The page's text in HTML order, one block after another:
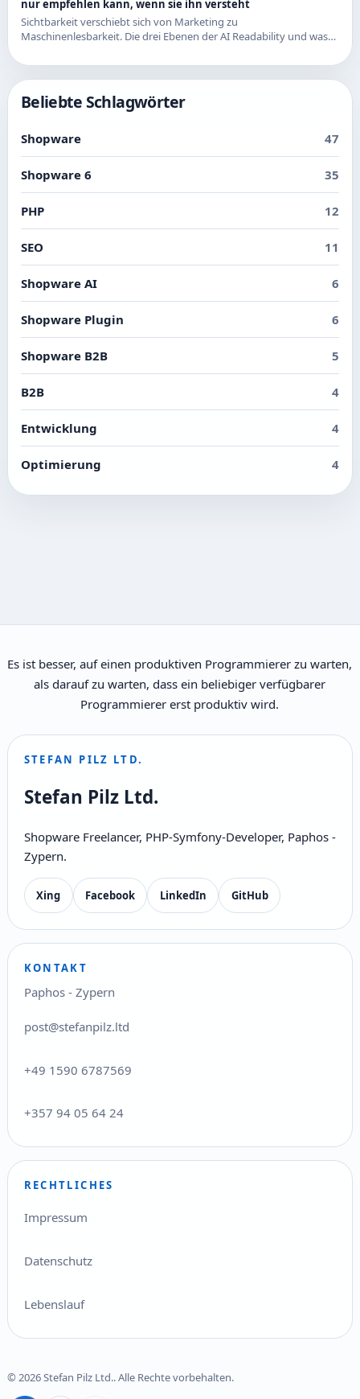
nur empfehlen kann, wenn sie ihn versteht
Sichtbarkeit verschiebt sich von Marketing zu
Maschinenlesbarkeit. Die drei Ebenen der AI Readability und was
Beliebte Schlagwörter
Shopware 47
Shopware 6 35
PHP 12
SEO 11
Shopware AI 6
Shopware Plugin 6
Shopware B2B 5
B2B 4
Entwicklung 4
Optimierung 4
Es ist besser, auf einen produktiven Programmierer zu warten,
als darauf zu warten, dass ein beliebiger verfügbarer
Programmierer erst produktiv wird.
STEFAN PILZ LTD.
Stefan Pilz Ltd.
Shopware Freelancer, PHP-Symfony-Developer, Paphos -
Zypern.
Xing Facebook LinkedIn GitHub
KONTAKT
Paphos - Zypern
post@stefanpilz.ltd
+49 1590 6787569
+357 94 05 64 24
RECHTLICHES
Impressum
Datenschutz
Lebenslauf
© 2026 Stefan Pilz Ltd.. Alle Rechte vorbehalten.